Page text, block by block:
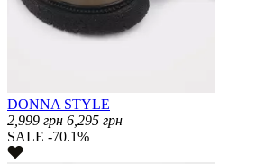
DONNA STYLE
2,999 грн 6,295 грн
SALE -70.1%